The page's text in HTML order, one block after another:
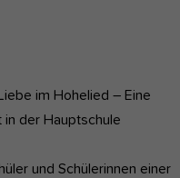
im Hohelied – Eine
in der Hauptschule
und Schülerinnen einer